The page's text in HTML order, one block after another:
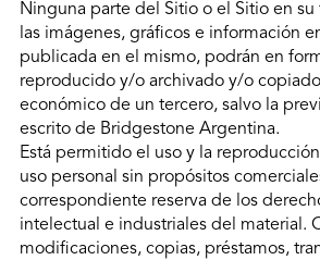
Ninguna parte del Sitio o el Sitio en
las imágenes, gráficos e información
publicada en el mismo, podrán en
reproducido y/o archivado y/o
económico de un tercero, salvo la
escrito de Bridgestone Argentina.
Está permitido el uso y la
uso personal sin propósitos
correspondiente reserva de los
intelectual e industriales del material.
modificaciones, copias, préstamos,